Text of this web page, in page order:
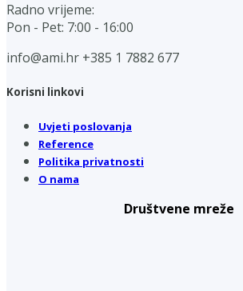
Radno vrijeme:
Pon - Pet: 7:00 - 16:00
info@ami.hr +385 1 7882 677
Korisni linkovi
Uvjeti poslovanja
Reference
Politika privatnosti
O nama
Društvene mreže